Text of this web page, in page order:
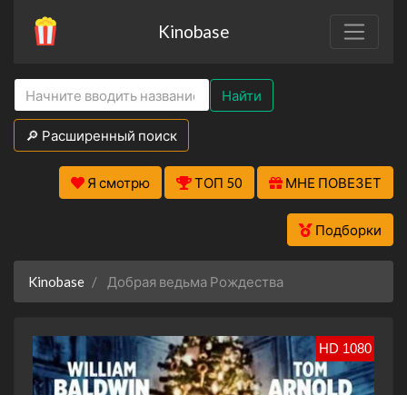
Kinobase
Найти
🔎 Расширенный поиск
Я смотрю ТОП 50 МНЕ ПОВЕЗЕТ
Подборки
Kinobase Добрая ведьма Рождества
HD 1080